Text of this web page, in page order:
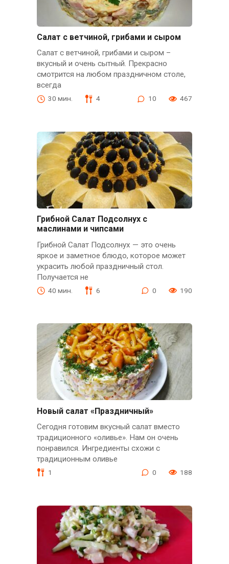
Салат с ветчиной, грибами и сыром
Салат с ветчиной, грибами и сыром –
вкусный и очень сытный. Прекрасно
смотрится на любом праздничном столе,
всегда
30 мин. 4 10 467
Грибной Салат Подсолнух с
маслинами и чипсами
Грибной Салат Подсолнух — это очень
яркое и заметное блюдо, которое может
украсить любой праздничный стол.
Получается не
40 мин. 6 0 190
Новый салат «Праздничный»
Сегодня готовим вкусный салат вместо
традиционного «оливье». Нам он очень
понравился. Ингредиенты схожи с
традиционным оливье
1 0 188